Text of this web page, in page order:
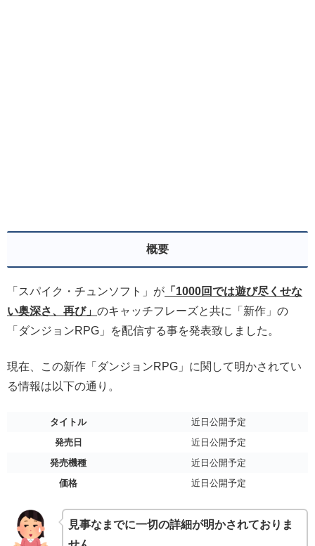
概要
「スパイク・チュンソフト」が 「1000回では遊び尽くせな
い奥深さ、再び」 のキャッチフレーズと共に「新作」の
「ダンジョンRPG」を配信する事を発表致しました。
現在、この新作「ダンジョンRPG」に関して明かされてい
る情報は以下の通り。
タイトル
近日公開予定
発売日
近日公開予定
発売機種
近日公開予定
価格
近日公開予定
見事なまでに一切の詳細が明かされておりま